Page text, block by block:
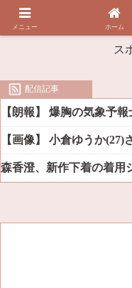
ス
配信記事
【朗報】 爆胸の気象予
メニュー ホーム